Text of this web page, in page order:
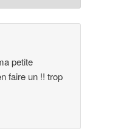
petite
faire un !! trop